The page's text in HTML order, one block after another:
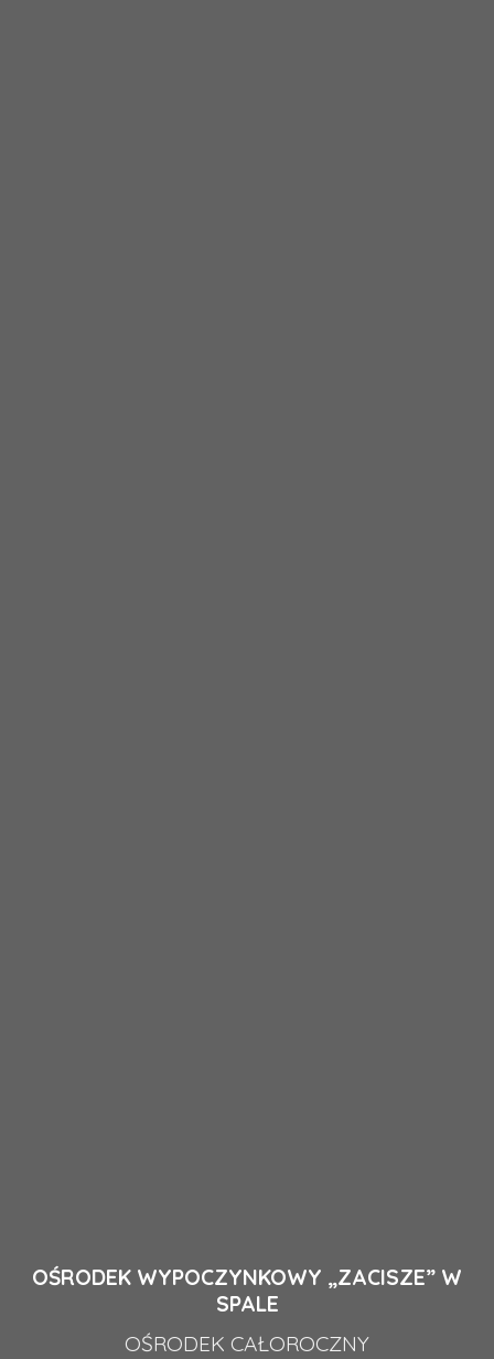
OŚRODEK WYPOCZYNKOWY „ZACISZE” W
SPALE
OŚRODEK CAŁOROCZNY